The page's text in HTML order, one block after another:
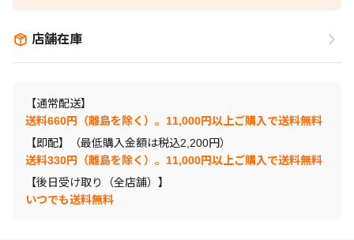
店舗在庫
【通常配送】
送料660円（離島を除く）。11,000円以上ご購入で送料無料
【即配】（最低購入金額は税込2,200円）
送料330円（離島を除く）。11,000円以上ご購入で送料無料
【後日受け取り（全店舗）】
いつでも送料無料